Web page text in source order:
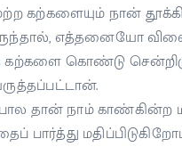
கற்களையும் நான்
எத்தனையோ
கற்களை கொண்டு
தான் நாம் காண்கின்ற
பார்த்து